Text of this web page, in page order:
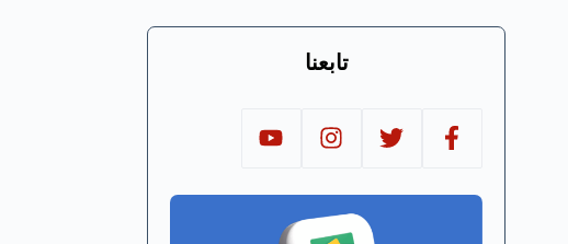
تابعنا